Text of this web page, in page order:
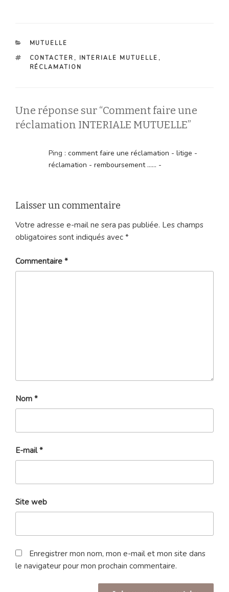
CATÉGORIES
MUTUELLE
ÉTIQUETTES
CONTACTER , INTERIALE MUTUELLE ,
RÉCLAMATION
Une réponse sur “Comment faire une
réclamation INTERIALE MUTUELLE”
Ping : comment faire une réclamation - litige -
réclamation - remboursement ...... -
Laisser un commentaire
Votre adresse e-mail ne sera pas publiée. Les champs
obligatoires sont indiqués avec *
Commentaire *
Nom *
E-mail*
Site web
Enregistrer mon nom, mon e-mail et mon site dans
le navigateur pour mon prochain commentaire.